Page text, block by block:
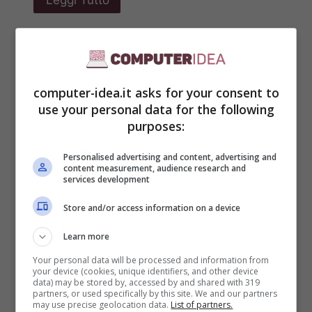
Quest’app per
ascoltare musica ha
computer-idea.it asks for your consent to
use your personal data for the following
purposes:
Personalised advertising and content, advertising and
content measurement, audience research and
services development
Store and/or access information on a device
Learn more
Your personal data will be processed and information from
your device (cookies, unique identifiers, and other device
data) may be stored by, accessed by and shared with 319
partners, or used specifically by this site. We and our partners
may use precise geolocation data. List of partners.